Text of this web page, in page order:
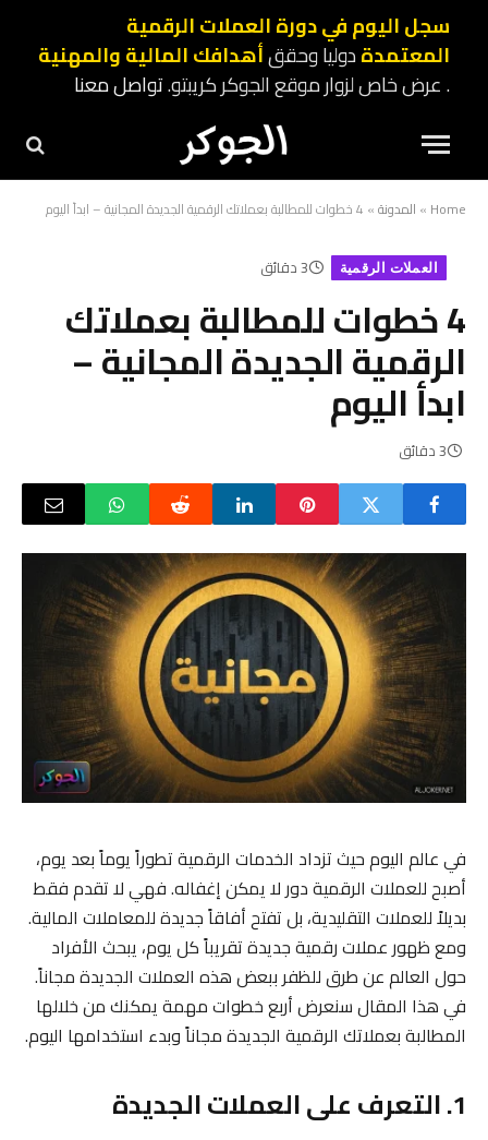
سجل اليوم في دورة العملات الرقمية
المعتمدةدوليا وحققأهدافك المالية والمهنية
. عرض خاص لزوار موقع الجوكر كريبتو.تواصل معنا
Home
» المدونة» 4 خطوات للمطالبة بعملاتك الرقمية الجديدة المجانية – ابدأ اليوم
العملات الرقمية 3 دقائق
4 خطوات للمطالبة بعملاتك
الرقمية الجديدة المجانية –
ابدأ اليوم
3 دقائق
في عالم اليوم حيث تزداد الخدمات الرقمية تطوراً يوماً بعد يوم،
أصبح للعملات الرقمية دور لا يمكن إغفاله. فهي لا تقدم فقط
بديلاً للعملات التقليدية، بل تفتح أفاقاً جديدة للمعاملات المالية.
ومع ظهور عملات رقمية جديدة تقريباً كل يوم، يبحث الأفراد
حول العالم عن طرق للظفر ببعض هذه العملات الجديدة مجاناً.
في هذا المقال سنعرض أربع خطوات مهمة يمكنك من خلالها
المطالبة بعملاتك الرقمية الجديدة مجاناً وبدء استخدامها اليوم.
1. التعرف على العملات الجديدة